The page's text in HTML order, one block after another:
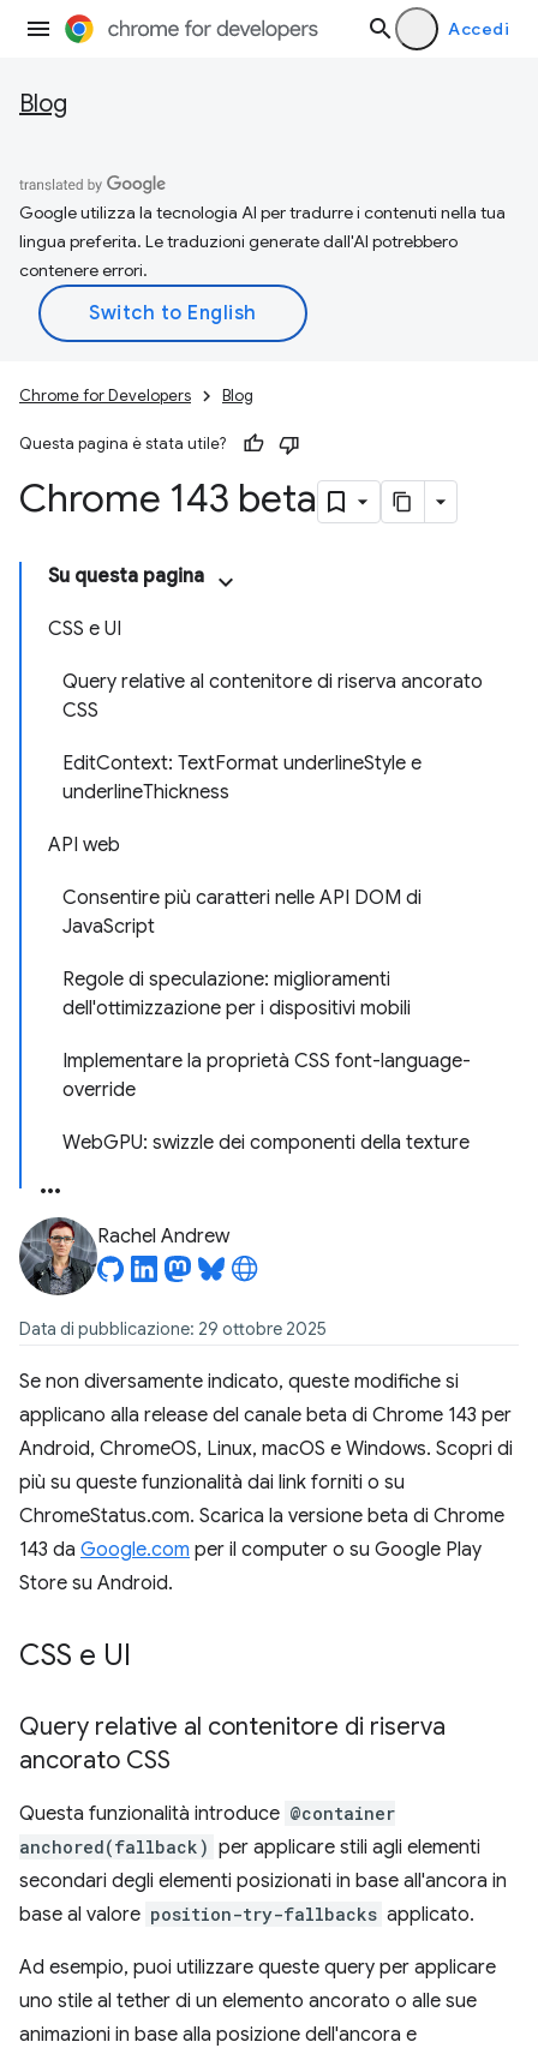
Accedi
Blog
Google utilizza la tecnologia AI per tradurre i contenuti nella tua
lingua preferita. Le traduzioni generate dall'AI potrebbero
contenere errori.
Chrome for Developers Blog
Questa pagina è stata utile?
Chrome 143 beta
Su questa pagina
CSS e UI
Query relative al contenitore di riserva ancorato
CSS
EditContext: TextFormat underlineStyle e
underlineThickness
API web
Consentire più caratteri nelle API DOM di
JavaScript
Regole di speculazione: miglioramenti
dell'ottimizzazione per i dispositivi mobili
Implementare la proprietà CSS font-language-
override
WebGPU: swizzle dei componenti della texture
Rachel Andrew
Data di pubblicazione: 29 ottobre 2025
Se non diversamente indicato, queste modifiche si
applicano alla release del canale beta di Chrome 143 per
Android, ChromeOS, Linux, macOS e Windows. Scopri di
più su queste funzionalità dai link forniti o su
ChromeStatus.com. Scarica la versione beta di Chrome
143 da Google.com per il computer o su Google Play
Store su Android.
CSS e UI
Query relative al contenitore di riserva
ancorato CSS
Questa funzionalità introduce @container
anchored(fallback) per applicare stili agli elementi
secondari degli elementi posizionati in base all'ancora in
base al valore position-try-fallbacks applicato.
Ad esempio, puoi utilizzare queste query per applicare
uno stile al tether di un elemento ancorato o alle sue
animazioni in base alla posizione dell'ancora e